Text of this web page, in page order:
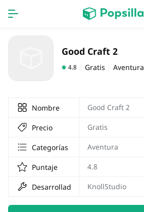
Good Craft 2
4.8 Gratis Aventura
Nombre Good Craft 2
Precio Gratis
Categorías Aventura
Puntaje 4.8
Desarrollador KnollStudio